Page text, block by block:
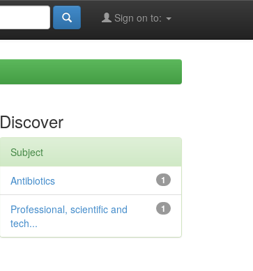
Sign on to:
Discover
Subject
1
Antibiotics
1
Professional, scientific and
tech...